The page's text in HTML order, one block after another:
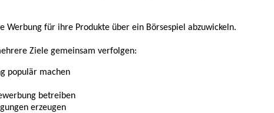
Werbung für ihre Produkte über ein Börse­spiel abzu­wickeln.
Ziele gemeinsam verfolgen:
populär machen
betreiben
erzeugen